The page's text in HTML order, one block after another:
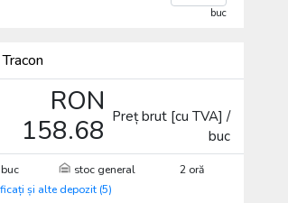
buc
RON
158.68 Preț brut [cu TVA] /
buc
stoc general
2 oră
și alte depozit (5)